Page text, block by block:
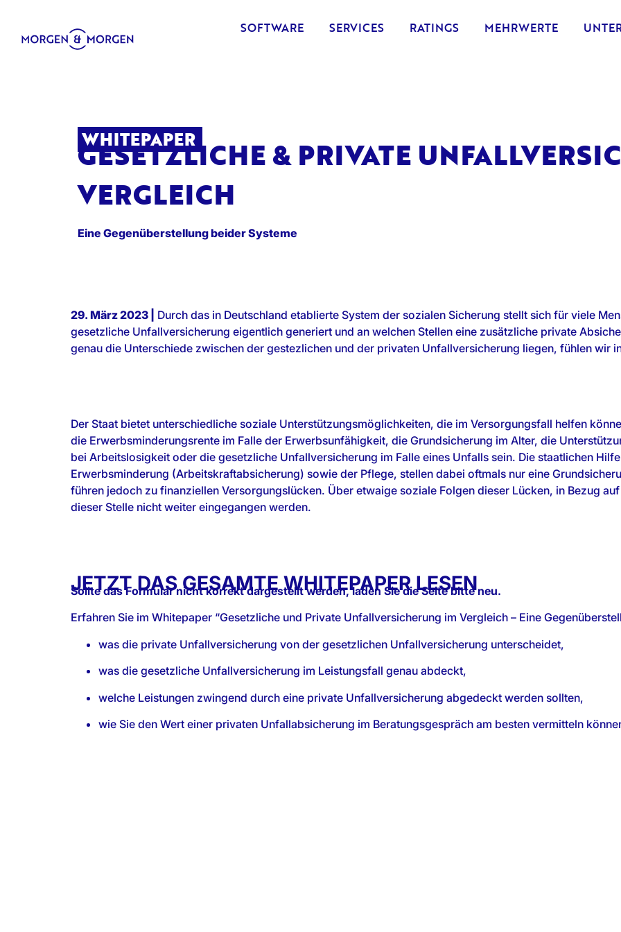
SOFTWARE SERVICES RATINGS MEHRWERTE
WHITEPAPER
GESETZLICHE & PRIVATE
VERGLEICH
Eine Gegenüberstellung beider Systeme
29. März 2023 |
Durch das in Deutschland etablierte System der sozialen Sicherung stellt sich für viele
gesetzliche Unfallversicherung eigentlich generiert und an welchen Stellen eine zusätzliche private
genau die Unterschiede zwischen der gestezlichen und der privaten Unfallversicherung liegen, fühlen wir
Der Staat bietet unterschiedliche soziale Unterstützungsmöglichkeiten, die im Versorgungsfall helfen
die Erwerbsminderungsrente im Falle der Erwerbsunfähigkeit, die Grundsicherung im Alter, die
bei Arbeitslosigkeit oder die gesetzliche Unfallversicherung im Falle eines Unfalls sein. Die staatlichen
Erwerbsminderung (Arbeitskraftabsicherung) sowie der Pflege, stellen dabei oftmals nur eine
führen jedoch zu finanziellen Versorgungslücken. Über etwaige soziale Folgen dieser Lücken, in Bezug
dieser Stelle nicht weiter eingegangen werden.
JETZT DAS GESAMTE WHITEPAPER LESEN
Sollte das Formular nicht korrekt dargestellt werden, laden Sie die Seite bitte neu.
Erfahren Sie im Whitepaper “Gesetzliche und Private Unfallversicherung im Vergleich – Eine
was die private Unfallversicherung von der gesetzlichen Unfallversicherung unterscheidet,
was die gesetzliche Unfallversicherung im Leistungsfall genau abdeckt,
welche Leistungen zwingend durch eine private Unfallversicherung abgedeckt werden sollten,
wie Sie den Wert einer privaten Unfallabsicherung im Beratungsgespräch am besten vermitteln